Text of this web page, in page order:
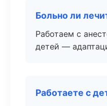
Больно ли
Работаем с
детей —
Работаете с